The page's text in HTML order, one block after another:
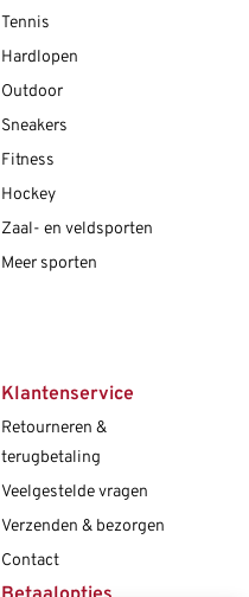
Tennis
Hardlopen
Outdoor
Sneakers
Fitness
Hockey
Zaal- en veldsporten
Meer sporten
Klantenservice
Retourneren &
terugbetaling
Veelgestelde vragen
Verzenden & bezorgen
Contact